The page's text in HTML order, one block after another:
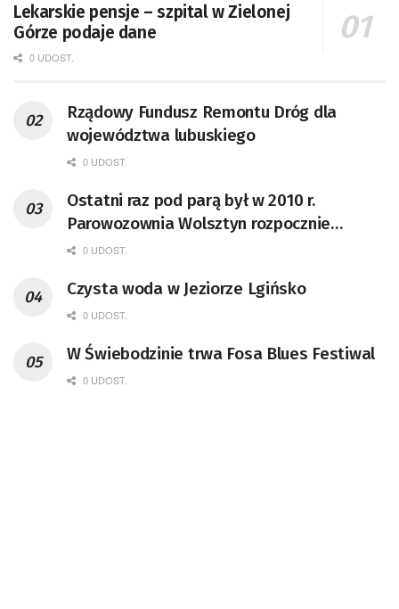
Lekarskie pensje – szpital w Zielonej
Górze podaje dane
0 UDOST.
Rządowy Fundusz Remontu Dróg dla
województwa lubuskiego
0 UDOST.
Ostatni raz pod parą był w 2010 r.
Parowozownia Wolsztyn rozpocznie
remont unikatowego Tr5-65
0 UDOST.
Czysta woda w Jeziorze Lgińsko
0 UDOST.
W Świebodzinie trwa Fosa Blues Festiwal
0 UDOST.